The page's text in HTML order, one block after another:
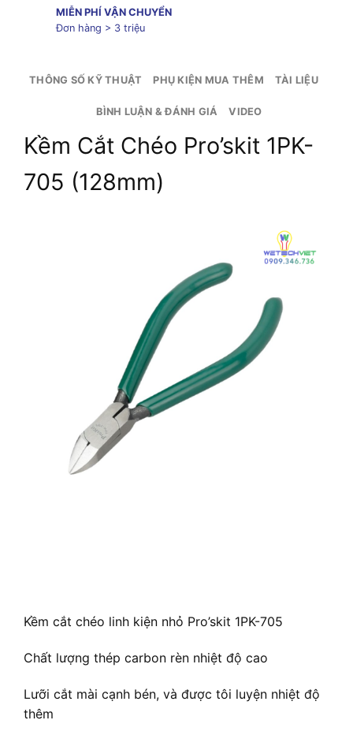
MIỄN PHÍ VẬN CHUYỂN
Đơn hàng > 3 triệu
THÔNG SỐ KỸ THUẬT PHỤ KIỆN MUA THÊM TÀI LIỆU
BÌNH LUẬN & ĐÁNH GIÁ VIDEO
Kềm Cắt Chéo Pro’skit 1PK-
705 (128mm)
Kềm cắt chéo linh kiện nhỏ Pro’skit 1PK-705
Chất lượng thép carbon rèn nhiệt độ cao
Lưỡi cắt mài cạnh bén, và được tôi luyện nhiệt độ
thêm